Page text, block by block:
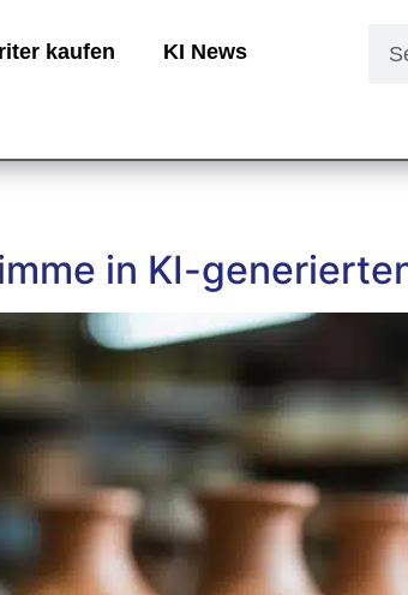
kaufen KI News
in KI-